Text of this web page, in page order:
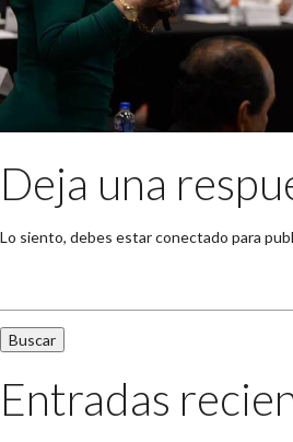
Deja una
Lo siento, debes estarconectado para
Entradas